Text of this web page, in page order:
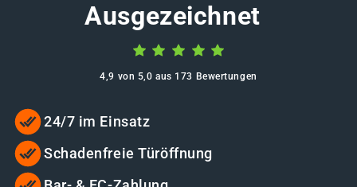
Ausgezeichnet
4,9 von 5,0 aus 173 Bewertungen
24/7 im Einsatz
Schadenfreie Türöffnung